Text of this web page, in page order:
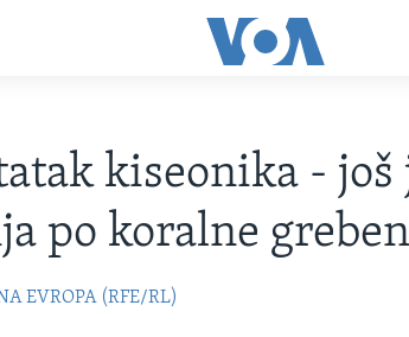
kiseonika - još
po koralne
EVROPA (RFE/RL)